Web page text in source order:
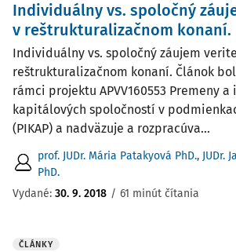
Individuálny vs. spoločný
v reštrukturalizačnom konaní.
Individuálny vs. spoločný záujem
reštrukturalizačnom konaní. Článok
rámci projektu APVV160553 Premeny
kapitálových spoločností v
(PIKAP) a nadväzuje a rozpracúva...
prof. JUDr. Mária Patakyová PhD., JUDr.
PhD.
Vydané: 30. 9. 2018 / 61 minút čítania
ČLÁNKY